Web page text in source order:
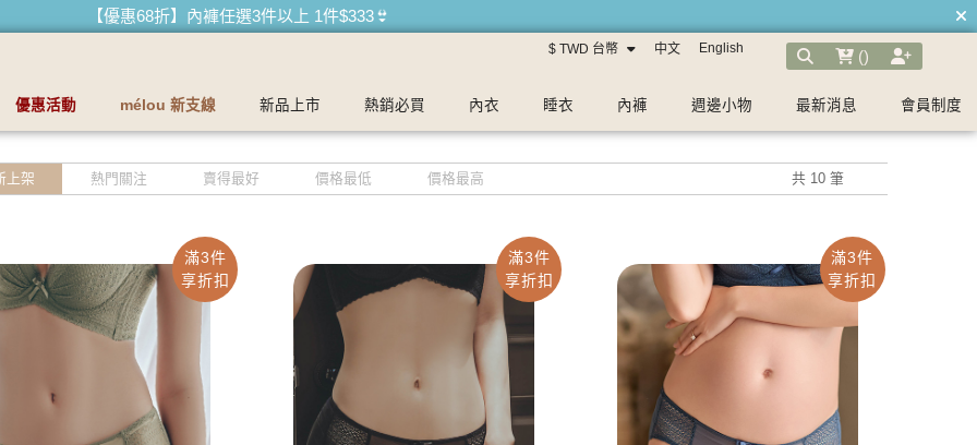
【優惠68折】內褲任選3件以上 1件$333👙
【夏日滿額贈】把衣物壓縮收納袋回家 🌞
$ TWD 台幣 中文 English ()
優惠活動 mélou 新支線 新品上市 熱銷必買 內衣 睡衣 內褲 週邊小物 最新消息 會員制度
上架 熱門關注 賣得最好 價格最低 價格最高 共 10 筆
滿3件
享折扣
滿3件
享折扣
滿3件
享折扣